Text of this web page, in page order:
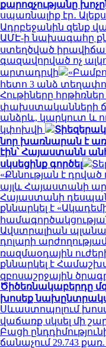
քարոզչությանը
սպառնալիք էր․
Ադրբեջանին զենք
ԱՄԷ-ի նախագահը
ստեղծված
գազավորված ոչ
արտադրվի
հետո 3 անձ
Հութիները
փախստականների
անձրև, կարկուտ և
կփոխվի
նոր խառնարան է
էին՝ Հայաստանն
սկսեցինք գործել
«Քննության է դրված
այլև Հայաստանի
Հայաստանի
քննարկել է
Ավստրալիան
դոլարի
ռազմաօդային
քննարկել է
զբոսաշրջային
Ծիծեռնակաբերդը
խոսեք
Սևաստոպոլում
վաճառք սկսել մի
Բացի
ճանաչում 29.743